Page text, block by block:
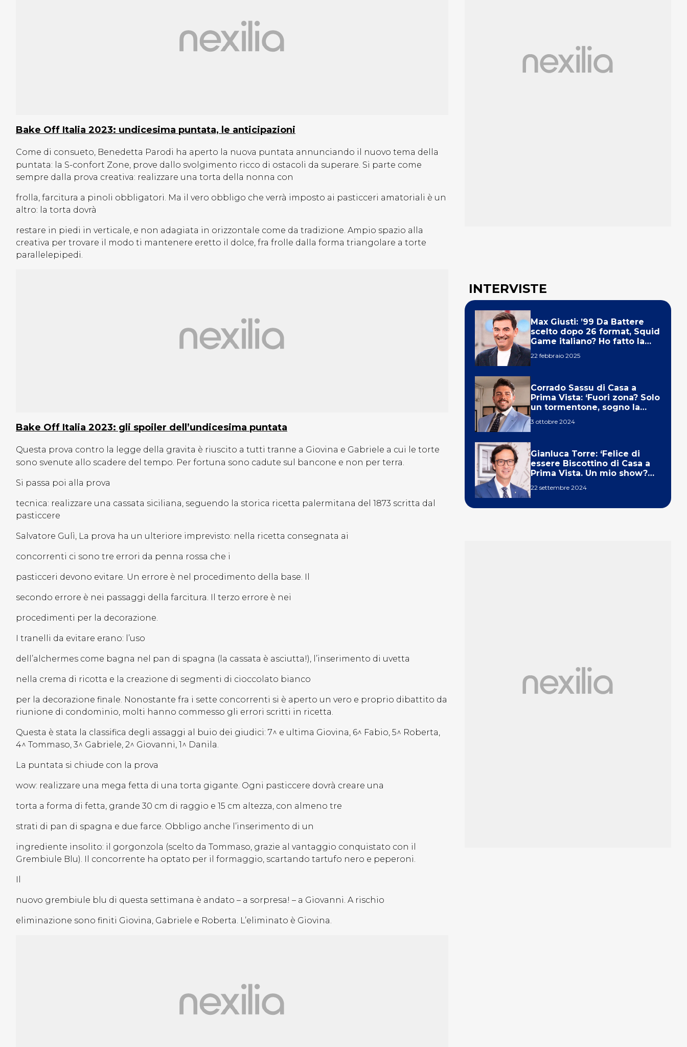
Bake Off Italia 2023: undicesima puntata, le anticipazioni
Come di consueto, Benedetta Parodi ha aperto la nuova puntata annunciando il nuovo tema della
puntata: la S-confort Zone, prove dallo svolgimento ricco di ostacoli da superare. Si parte come
sempre dalla prova creativa: realizzare una torta della nonna con
frolla, farcitura a pinoli obbligatori. Ma il vero obbligo che verrà imposto ai pasticceri amatoriali è un
altro: la torta dovrà
restare in piedi in verticale, e non adagiata in orizzontale come da tradizione. Ampio spazio alla
creativa per trovare il modo ti mantenere eretto il dolce, fra frolle dalla forma triangolare a torte
parallelepipedi.
Bake Off Italia 2023: gli spoiler dell’undicesima puntata
Questa prova contro la legge della gravita è riuscito a tutti tranne a Giovina e Gabriele a cui le torte
sono svenute allo scadere del tempo. Per fortuna sono cadute sul bancone e non per terra.
Si passa poi alla prova
tecnica: realizzare una cassata siciliana, seguendo la storica ricetta palermitana del 1873 scritta dal
pasticcere
Salvatore Gulì, La prova ha un ulteriore imprevisto: nella ricetta consegnata ai
concorrenti ci sono tre errori da penna rossa che i
pasticceri devono evitare. Un errore è nel procedimento della base. Il
secondo errore è nei passaggi della farcitura. Il terzo errore è nei
procedimenti per la decorazione.
I tranelli da evitare erano: l’uso
dell’alchermes come bagna nel pan di spagna (la cassata è asciutta!), l’inserimento di uvetta
nella crema di ricotta e la creazione di segmenti di cioccolato bianco
per la decorazione finale. Nonostante fra i sette concorrenti si è aperto un vero e proprio dibattito da
riunione di condominio, molti hanno commesso gli errori scritti in ricetta.
Questa è stata la classifica degli assaggi al buio dei giudici: 7^ e ultima Giovina, 6^ Fabio, 5^ Roberta,
4^ Tommaso, 3^ Gabriele, 2^ Giovanni, 1^ Danila.
La puntata si chiude con la prova
wow: realizzare una mega fetta di una torta gigante. Ogni pasticcere dovrà creare una
torta a forma di fetta, grande 30 cm di raggio e 15 cm altezza, con almeno tre
strati di pan di spagna e due farce. Obbligo anche l’inserimento di un
ingrediente insolito: il gorgonzola (scelto da Tommaso, grazie al vantaggio conquistato con il
Grembiule Blu). Il concorrente ha optato per il formaggio, scartando tartufo nero e peperoni.
Il
nuovo grembiule blu di questa settimana è andato – a sorpresa! – a Giovanni. A rischio
eliminazione sono finiti Giovina, Gabriele e Roberta. L’eliminato è Giovina.
INTERVISTE
Max Giusti: ’99 Da Battere
scelto dopo 26 format, Squid
Game italiano? Ho fatto la
22 febbraio 2025
Corrado Sassu di Casa a
Prima Vista: ‘Fuori zona? Solo
un tormentone, sogno la
3 ottobre 2024
Gianluca Torre: ‘Felice di
essere Biscottino di Casa a
Prima Vista. Un mio show?
22 settembre 2024